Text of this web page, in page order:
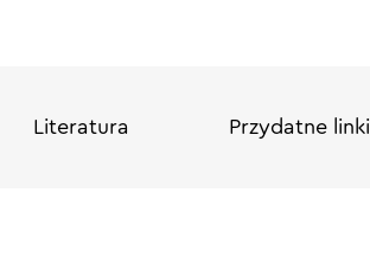
Literatura Przydatne linki